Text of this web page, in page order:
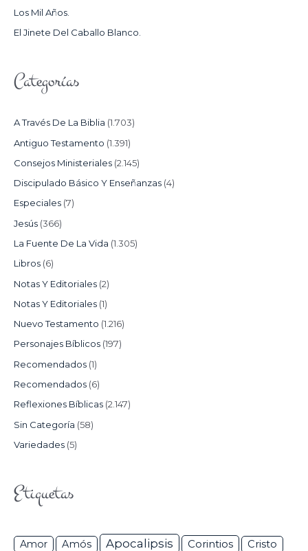
:Los Mil Años.
El Jinete Del Caballo Blanco.
Categorías
A Través De La Biblia (1.703)
Antiguo Testamento (1.391)
Consejos Ministeriales (2.145)
Discipulado Básico Y Enseñanzas (4)
Especiales (7)
Jesús (366)
La Fuente De La Vida (1.305)
Libros (6)
Notas Y Editoriales (2)
Notas Y Editoriales (1)
Nuevo Testamento (1.216)
Personajes Bíblicos (197)
Recomendados (1)
Recomendados (6)
Reflexiones Bíblicas (2.147)
Sin Categoría (58)
Variedades (5)
Etiquetas
Amor Amós Apocalipsis Corintios Cristo